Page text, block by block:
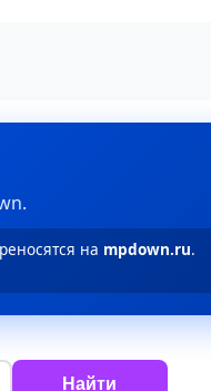
на mpdown.ru.
Найти